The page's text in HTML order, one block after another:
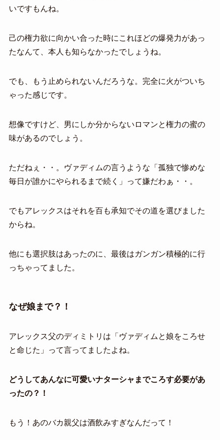
いですもんね。
己の権力欲に向かい合った時にこれほどの爆発力があっ
たなんて、本人も知らなかったでしょうね。
でも、もう止められないんだろうな。完全に火がついち
ゃった感じです。
想像ですけど、男にしか分からないロマンと権力の蜜の
味があるのでしょう。
ただねぇ・・。ヴァディムの言うような「孤独で惨めな
毎日が誰かにやられるまで続く」って嫌だわぁ・・。
でもアレックスはそれを百も承知でその道を選びました
からね。
他にも選択肢はあったのに、最後はガンガン積極的に行
っちゃってました。
なぜ娘まで？！
アレックス父のディミトリは「ヴァディムと娘をころせ
と命じた」って言ってましたよね。
どうしてあんなに可愛いナターシャまでころす必要があ
ったの？！
もう！あのバカ親父は酒飲みすぎなんだって！